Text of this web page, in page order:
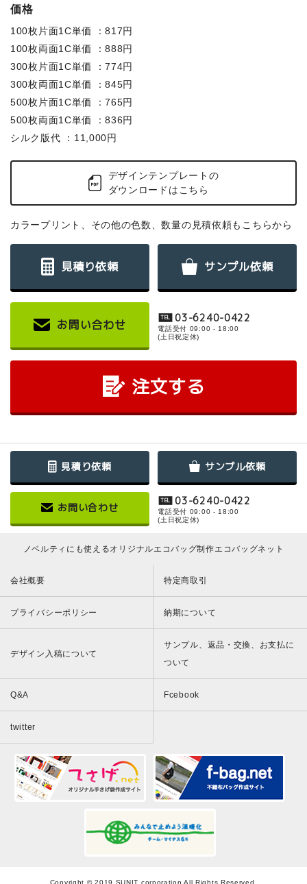
価格
100枚片面1C単価 ：817円
100枚両面1C単価 ：888円
300枚片面1C単価 ：774円
300枚両面1C単価 ：845円
500枚片面1C単価 ：765円
500枚両面1C単価 ：836円
シルク版代 ：11,000円
デザインテンプレートの
ダウンロードはこちら
カラープリント、その他の色数、数量の見積依頼もこちらから
見積り依頼 サンプル依頼
お問い合わせ TEL 03-6240-0422
電話受付 09:00 - 18:00
(土日祝定休)
注文する
見積り依頼 サンプル依頼
お問い合わせ
TEL 03-6240-0422
電話受付 09:00 - 18:00
(土日祝定休)
ノベルティにも使えるオリジナルエコバッグ制作エコバッグネット
会社概要 特定商取引
プライバシーポリシー 納期について
デザイン入稿について
サンプル、返品・交換、お支払に
ついて
Q&A Fcebook
twitter
Copyright © 2019 SUNIT corporation All Rights Reserved.